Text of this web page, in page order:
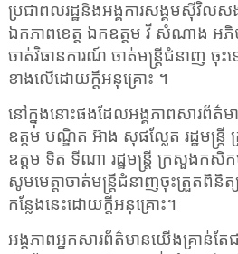
ប្រជាពលរដ្ឋនិងអង្គការសង្គមស៊ីវិលស
ឯកភាពខេត្ត ឯកឧត្តម វី សំណាង អភិប
ចាត់វិធានការណ៍ ចាត់មន្ត្រីជំនាញ ចុះ
ខាងលើដោយក្តីអនុគ្រោះ ។
នៅក្នុងនោះផងដែលអង្គភាពសារព័ត៌
ឧត្តម បណ្ឌិត អ៊ាង សុផល្លែត រដ្ឋមន្ត្រី
ឧត្តម ទិត ទីណា រដ្ឋមន្ត្រី ក្រសួងកសិក
សូមមេត្តាចាត់មន្ត្រីជំនាញចុះត្រួតពិ
កន្លែងនេះដោយក្តីអនុគ្រោះ។
អង្គភាពអ្នកសារព័ត៌មានយើងគ្រាន់តែ